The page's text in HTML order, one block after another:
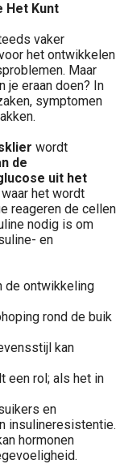
Het Kunt
vaker
het ontwikkelen
Maar
je eraan doen? In
symptomen
wordt
de
uit het
waar het wordt
reageren de cellen
nodig is om
en
de ontwikkeling
rond de buik
kan
een rol; als het in
en
insulineresistentie.
hormonen